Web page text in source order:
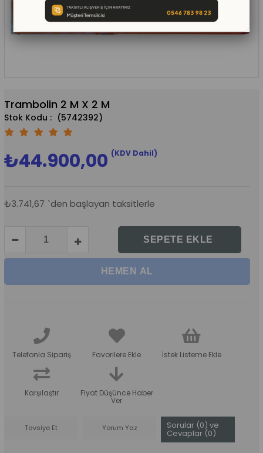
Trambolin 2 M X 2 M
(5742392)
₺44.900,00 (KDV Dahil)
₺3.741,67 `den başlayan taksitlerle
Telefonla Sipariş Favorilere Ekle İstek Listeme Ekle
Karşılaştır Fiyat Düşünce Haber
Ver
Tavsiye Et Yorum Yaz Sorular (0) ve
Cevaplar (0)